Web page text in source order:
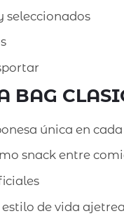
seleccionados
BAG
única en
snack entre
de vida